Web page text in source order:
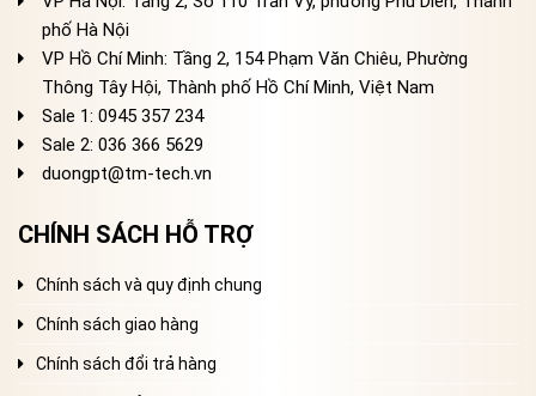
phố Hà Nội
VP Hồ Chí Minh: Tầng 2, 154 Phạm Văn Chiêu, Phường
Thông Tây Hội, Thành phố Hồ Chí Minh, Việt Nam
Sale 1: 0945 357 234
Sale 2: 036 366 5629
duongpt@tm-tech.vn
CHÍNH SÁCH HỖ TRỢ
Chính sách và quy định chung
Chính sách giao hàng
Chính sách đổi trả hàng